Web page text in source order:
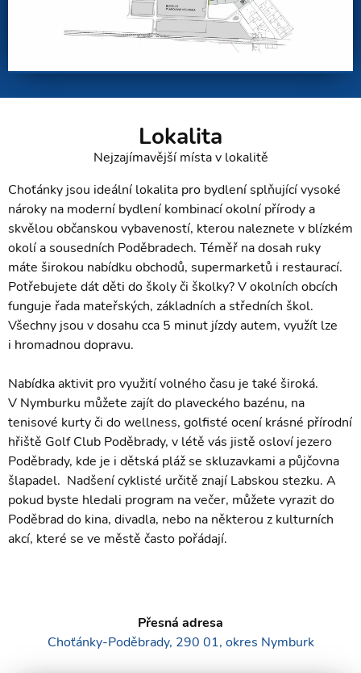
Lokalita
Nejzajímavější místa v lokalitě
Choťánky jsou ideální lokalita pro bydlení splňující vysoké
nároky na moderní bydlení kombinací okolní přírody a
skvělou občanskou vybaveností, kterou naleznete v blízkém
okolí a sousedních Poděbradech. Téměř na dosah ruky
máte širokou nabídku obchodů, supermarketů i restaurací.
Potřebujete dát děti do školy či školky? V okolních obcích
funguje řada mateřských, základních a středních škol.
Všechny jsou v dosahu cca 5 minut jízdy autem, využít lze
i hromadnou dopravu.
Nabídka aktivit pro využití volného času je také široká.
V Nymburku můžete zajít do plaveckého bazénu, na
tenisové kurty či do wellness, golfisté ocení krásné přírodní
hřiště Golf Club Poděbrady, v létě vás jistě osloví jezero
Poděbrady, kde je i dětská pláž se skluzavkami a půjčovna
šlapadel. Nadšení cyklisté určitě znají Labskou stezku. A
pokud byste hledali program na večer, můžete vyrazit do
Poděbrad do kina, divadla, nebo na některou z kulturních
akcí, které se ve městě často pořádají.
Přesná adresa
Choťánky-Poděbrady, 290 01, okres Nymburk